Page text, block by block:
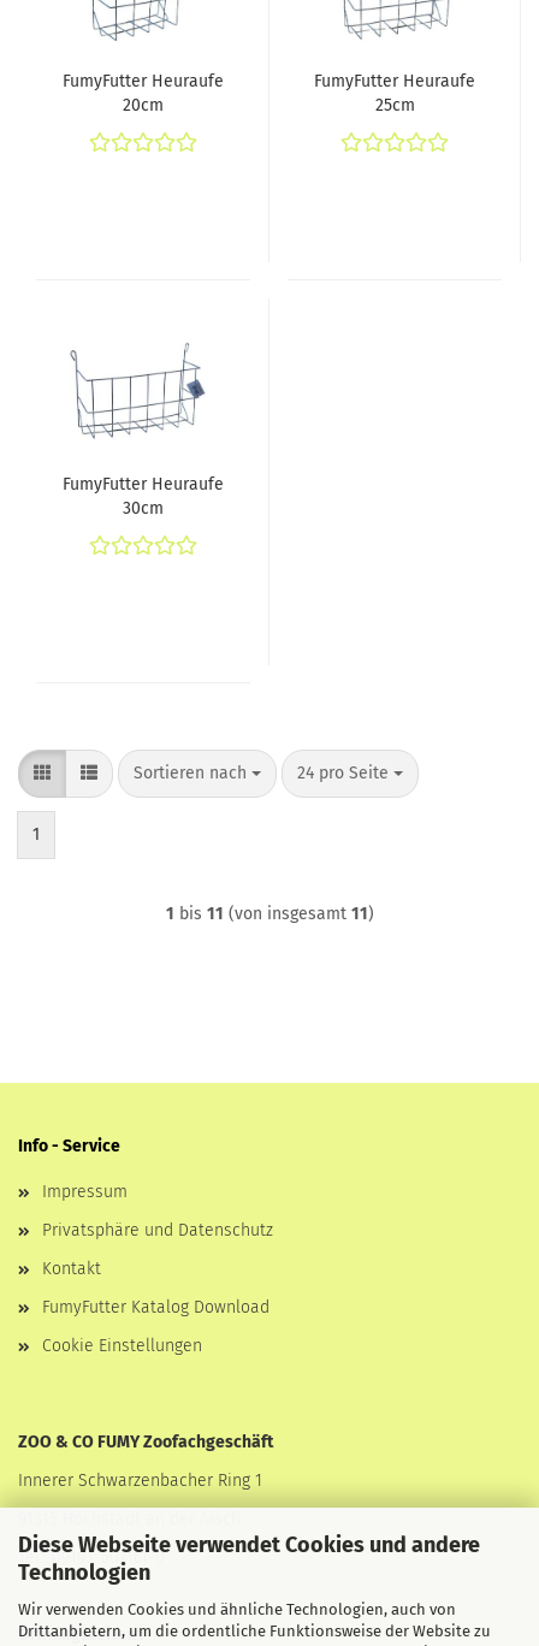
Diese Webseite verwendet Cookies und andere
Technologien
Wir verwenden Cookies und ähnliche Technologien, auch von
Drittanbietern, um die ordentliche Funktionsweise der Website zu
FumyFutter Heuraufe
20cm
FumyFutter Heuraufe
25cm
FumyFutter Heuraufe
30cm
Sortieren nach
Sortieren nach 24 pro Seite
pro Seite
1
1 bis 11 (von insgesamt 11)
Info - Service
Impressum
Privatsphäre und Datenschutz
Kontakt
FumyFutter Katalog Download
Cookie Einstellungen
ZOO & CO FUMY Zoofachgeschäft
Innerer Schwarzenbacher Ring 1
Tel.: 09193-507161-0
Öffnungszeiten :